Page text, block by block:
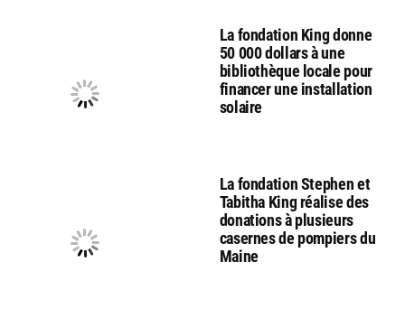
La fondation King donne
50 000 dollars à une
bibliothèque locale pour
financer une installation
solaire
La fondation Stephen et
Tabitha King réalise des
donations à plusieurs
casernes de pompiers du
Maine